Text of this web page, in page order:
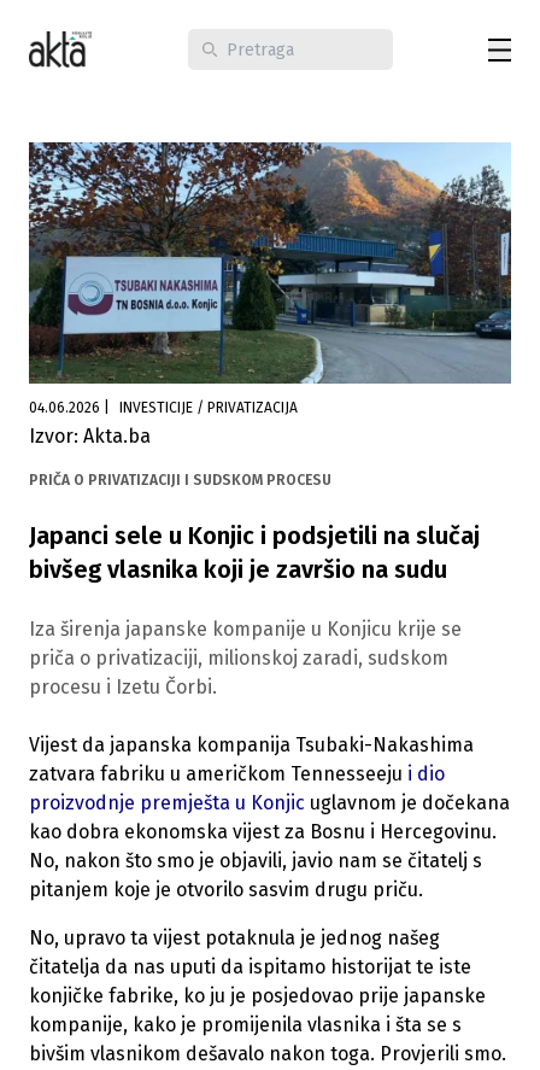
04.06.2026 INVESTICIJE / PRIVATIZACIJA
Izvor: Akta.ba
PRIČA O PRIVATIZACIJI I SUDSKOM PROCESU
Japanci sele u Konjic i podsjetili na slučaj
bivšeg vlasnika koji je završio na sudu
Iza širenja japanske kompanije u Konjicu krije se
priča o privatizaciji, milionskoj zaradi, sudskom
procesu i Izetu Čorbi.
Vijest da japanska kompanija Tsubaki-Nakashima
zatvara fabriku u američkom Tennesseeju i dio
proizvodnje premješta u Konjic uglavnom je dočekana
kao dobra ekonomska vijest za Bosnu i Hercegovinu.
No, nakon što smo je objavili, javio nam se čitatelj s
pitanjem koje je otvorilo sasvim drugu priču.
No, upravo ta vijest potaknula je jednog našeg
čitatelja da nas uputi da ispitamo historijat te iste
konjičke fabrike, ko ju je posjedovao prije japanske
kompanije, kako je promijenila vlasnika i šta se s
bivšim vlasnikom dešavalo nakon toga. Provjerili smo.​